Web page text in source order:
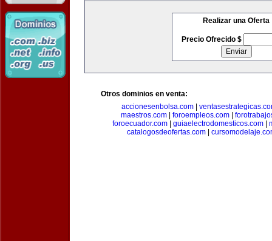
Realizar una Oferta
Precio Ofrecido $
Otros dominios en venta:
accionesenbolsa.com|
maestros.com| foroempleos.com|
foroecuador.com| guiaelectrodomesticos.com|
catalogosdeofertas.com|